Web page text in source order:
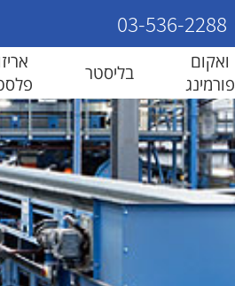
03-536-2288
ואקום
פורמינג
בליסטר